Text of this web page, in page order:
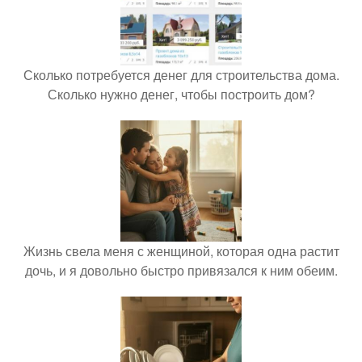
Сколько потребуется денег для строительства дома.
Сколько нужно денег, чтобы построить дом?
Жизнь свела меня с женщиной, которая одна растит
дочь, и я довольно быстро привязался к ним обеим.